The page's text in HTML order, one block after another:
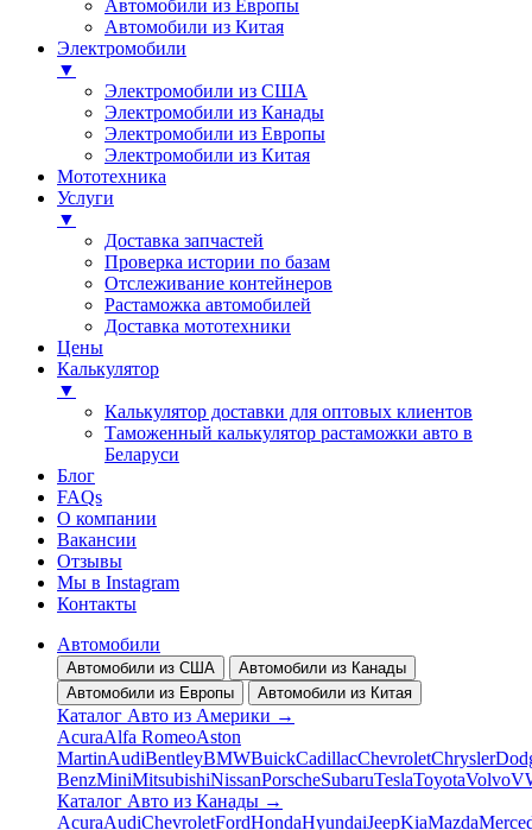
Автомобили из Европы
Автомобили из Китая
Электромобили
▼
Электромобили из США
Электромобили из Канады
Электромобили из Европы
Электромобили из Китая
Мототехника
Услуги
▼
Доставка запчастей
Проверка истории по базам
Отслеживание контейнеров
Растаможка автомобилей
Доставка мототехники
Цены
Калькулятор
▼
Калькулятор доставки для оптовых клиентов
Таможенный калькулятор растаможки авто в
Беларуси
Блог
FAQs
О компании
Вакансии
Отзывы
Мы в Instagram
Контакты
Автомобили
Автомобили из США
Автомобили из Канады
Автомобили из Европы
Автомобили из Китая
Каталог Авто из Америки →
AcuraAlfa RomeoAston
MartinAudiBentleyBMWBuickCadillacChevroletChrysler
BenzMiniMitsubishiNissanPorscheSubaruTeslaToyotaVolvo
Каталог Авто из Канады →
AcuraAudiChevroletFordHondaHyundaiJeepKiaMazda